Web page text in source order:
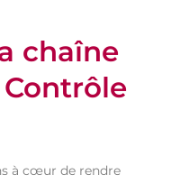
chaîne
à cœur de rendre